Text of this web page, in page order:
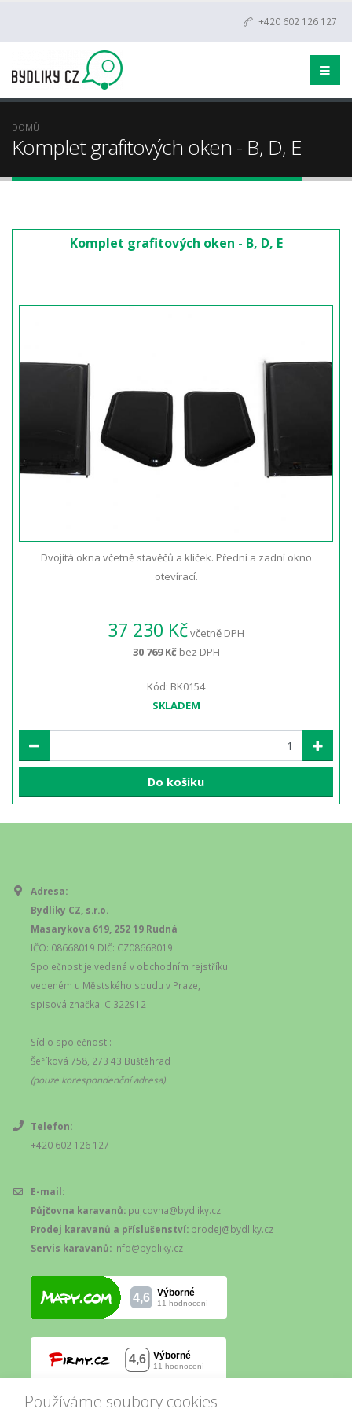
Používáme soubory cookies
+420 602 126 127
DOMŮ
Komplet grafitových oken - B, D, E
Komplet grafitových oken - B, D, E
Dvojitá okna včetně stavěčů a kliček. Přední a zadní okno
otevírací.
37 230 Kčvčetně DPH
30 769 Kčbez DPH
Kód: BK0154
SKLADEM
Do košíku
Adresa:
Bydliky CZ, s.r.o.
Masarykova 619, 252 19 Rudná
IČO: 08668019 DIČ: CZ08668019
Společnost je vedená v obchodním rejstříku
vedeném u Městského soudu v Praze,
spisová značka: C 322912
Sídlo společnosti:
Šeříková 758, 273 43 Buštěhrad
(pouze korespondenční adresa)
Telefon:
+420 602 126 127
E-mail:
Půjčovna karavanů: pujcovna@bydliky.cz
Prodej karavanů a příslušenství: prodej@bydliky.cz
Servis karavanů: info@bydliky.cz